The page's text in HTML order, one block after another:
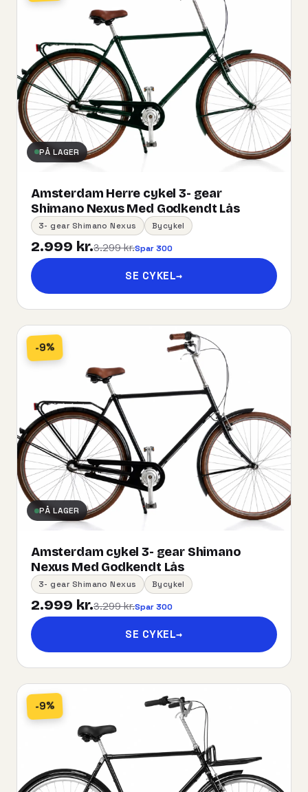
PÅ LAGER
Amsterdam Herre cykel 3- gear
Shimano Nexus Med Godkendt Lås
3- gear Shimano Nexus Bycykel
2.999 kr.3.299 kr.Spar 300
SE CYKEL→
-9%
PÅ LAGER
Amsterdam cykel 3- gear Shimano
Nexus Med Godkendt Lås
3- gear Shimano Nexus Bycykel
2.999 kr.3.299 kr.Spar 300
SE CYKEL→
-9%